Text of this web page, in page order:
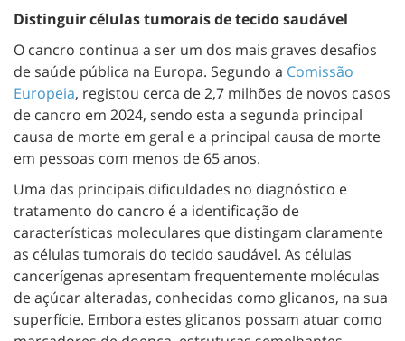
Distinguir células tumorais de tecido saudável
O cancro continua a ser um dos mais graves desafios
de saúde pública na Europa. Segundo a Comissão
Europeia, registou cerca de 2,7 milhões de novos casos
de cancro em 2024, sendo esta a segunda principal
causa de morte em geral e a principal causa de morte
em pessoas com menos de 65 anos.
Uma das principais dificuldades no diagnóstico e
tratamento do cancro é a identificação de
características moleculares que distingam claramente
as células tumorais do tecido saudável. As células
cancerígenas apresentam frequentemente moléculas
de açúcar alteradas, conhecidas como glicanos, na sua
superfície. Embora estes glicanos possam atuar como